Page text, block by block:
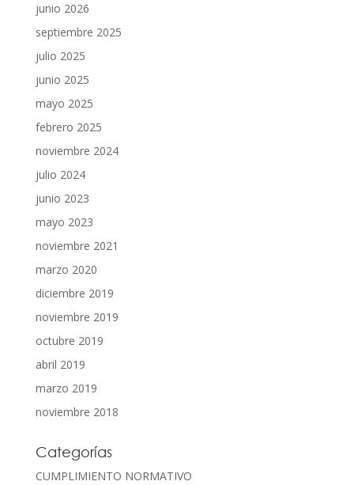
junio 2026
septiembre 2025
julio 2025
junio 2025
mayo 2025
febrero 2025
noviembre 2024
julio 2024
junio 2023
mayo 2023
noviembre 2021
marzo 2020
diciembre 2019
noviembre 2019
octubre 2019
abril 2019
marzo 2019
noviembre 2018
Categorías
CUMPLIMIENTO NORMATIVO